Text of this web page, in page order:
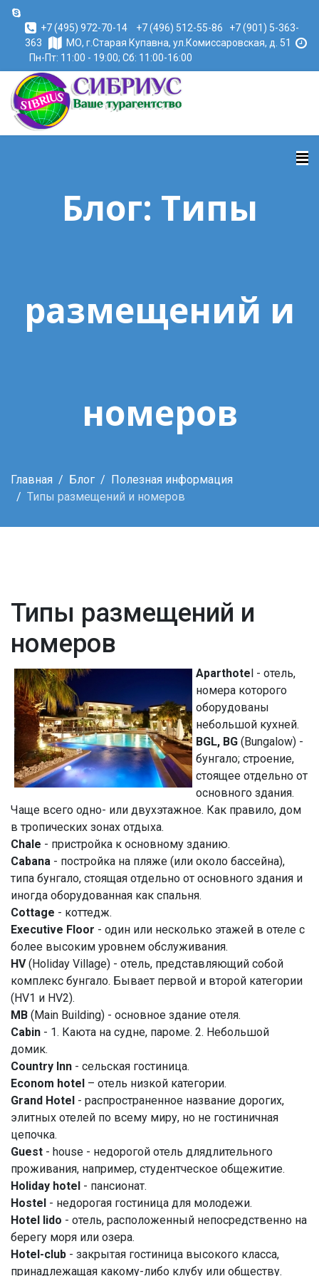
+7 (495) 972-70-14 +7 (496) 512-55-86
+7 (901) 5-363-
363
МО, г.Старая Купавна, ул.Комиссаровская, д. 51
Пн-Пт: 11:00 - 19:00; Сб: 11:00-16:00
Блог: Типы
размещений и
номеров
Главная Блог
Полезная информация
Типы размещений и номеров
Типы размещений и
номеров
Aparthotel - отель,
номера которого
оборудованы
небольшой кухней.
BGL, BG (Bungalow) -
бунгало; строение,
стоящее отдельно от
основного здания.
Чаще всего одно- или двухэтажное. Как правило, дом
в тропических зонах отдыха.
Chale - пристройка к основному зданию.
Cabana - постройка на пляже (или около бассейна),
типа бунгало, стоящая отдельно от основного здания и
иногда оборудованная как спальня.
Cottage - коттедж.
Executive Floor - один или несколько этажей в отеле с
более высоким уровнем обслуживания.
HV(Holiday Village) - отель, представляющий собой
комплекс бунгало. Бывает первой и второй категории
(HV1 и HV2).
MB (Main Building) - основное здание отеля.
Cabin - 1. Каюта на судне, пароме. 2. Небольшой
домик.
Country Inn - сельская гостиница.
Econom hotel – отель низкой категории.
Grand Hotel - распространенное название дорогих,
элитных отелей по всему миру, но не гостиничная
цепочка.
Guest - house - недорогой отель длядлительного
проживания, например, студентческое общежитие.
Holiday hotel - пансионат.
Hostel - недорогая гостиница для молодежи.
Hotel lido - отель, расположенный непосредственно на
берегу моря или озера.
Hotel-club - закрытая гостиница высокого класса,
принадлежащая какому-либо клубу или обществу.